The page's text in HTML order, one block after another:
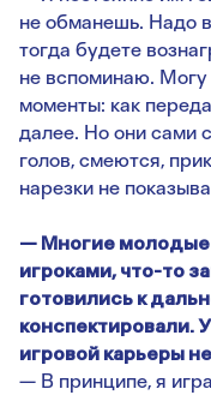
не обманешь. Надо
тогда будете
не вспоминаю. Могу
моменты: как
далее. Но они сами
голов, смеются,
нарезки не
— Многие молодые
игроками, что-то
готовились к
конспектировали.
игровой карьеры
— В принципе, я